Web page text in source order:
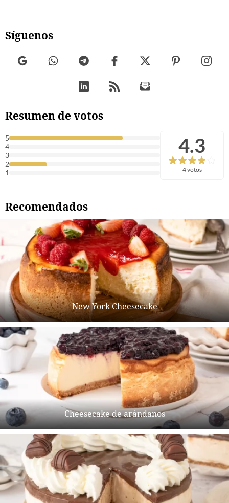
Síguenos
Resumen de votos
5
4
3
2
1
4.3
4 votos
Recomendados
New York Cheesecake
Cheesecake de arándanos